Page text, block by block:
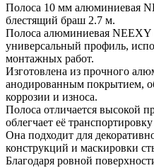
Полоса 10 мм алюминиевая
блестящий браш 2.7 м.
Полоса алюминиевая NEEXY
универсальный профиль,
монтажных работ.
Изготовлена из прочного
анодированным покрытием,
коррозии и износа.
Полоса отличается высокой
облегчает её
Она подходит для
конструкций и маскировки
Благодаря ровной